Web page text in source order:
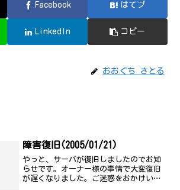
Facebook はてブ
LinkedIn コピー
おおぐち さとる
障害復旧(2005/01/21)
やっと、サーバが復旧しましたのでお知
らせです。オーナー様の事情で大変復旧
が遅くなりました。ご迷惑をおかけいた